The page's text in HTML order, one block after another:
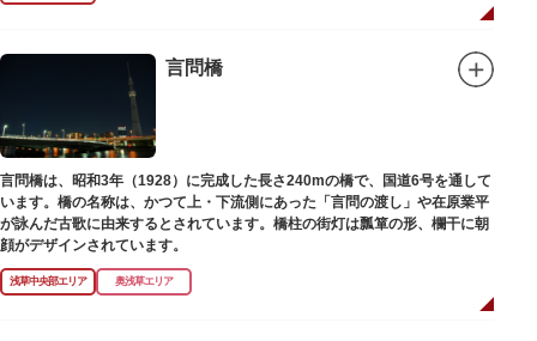
言問橋
言問橋は、昭和3年（1928）に完成した長さ240mの橋で、国道6号を通して
います。橋の名称は、かつて上・下流側にあった「言問の渡し」や在原業平
が詠んだ古歌に由来するとされています。橋柱の街灯は瓢箪の形、欄干に朝
顔がデザインされています。
浅草中央部エリア 奥浅草エリア